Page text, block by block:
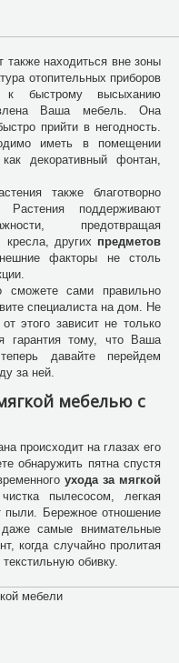
находиться вне зоны
отопительных приборов
быстрому высыханию
Ваша мебель. Она
прийти в негодность.
иметь в помещении
декоративный фонтан,
также благотворно
поддерживают
предотвращая
других предметов
факторы не столь
сами правильно
специалиста на дом. Не
этого зависит не только
гарантия тому, что Ваша
давайте перейдем
за ней.
мебелью с
происходит на глазах его
обнаружить пятна спустя
ухода за мягкой
пылесосом, легкая
пыли. Бережное отношение
самые внимательные
когда случайно пролитая
обивку.